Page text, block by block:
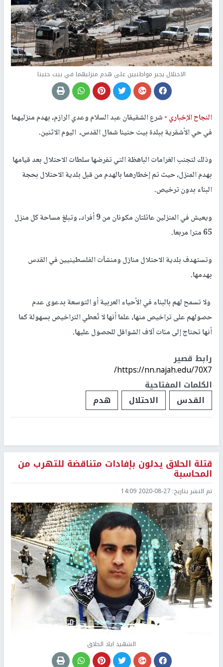
الاحتلال يجبر مواطنيين على هدم منزليهما في بيت حنينا
النجاح الإخباري -شرع الشقيقان عبد السلام وعدي الرازم، بهدم منزليهما
في حي الأشقرية ببلدة بيت حنينا شمال القدس، اليوم الاثنين.
وذلك لتجنب الغرامات الباهظة التي تفرضها سلطات الاحتلال بعد قيامها
بهدم المنزل، حيث تم إخطارهما بالهدم من قبل بلدية الاحتلال بحجة
البناء بدون ترخيص.
ويعيش في المنزلين عائلتان مكونان من 9 أفراد، وتبلغ مساحة كل منزل
65 مترا مربعا.
وتستهدف بلدية الاحتلال منازل ومنشآت الفلسطينيين في القدس
بهدمها.
ولا تسمح لهم بالبناء في الأحياء العربية أو التوسعة بدعوى عدم
حصولهم على تراخيص منها، علما أنها لا تُعطي التراخيص بسهولة كما
أنها تحتاج إلى مئات آلاف الشواقل للحصول عليها.
رابط قصير
https://nn.najah.edu/70X7/
الكلمات المفتاحية
القدس
الاحتلال هدم
قتلة الحلاق يدلون بإفادات متناقضة للتهرب من
المحاسبة
تم النشر بتاريخ: 2020-08-27 14:09
الشهيد اياد الحلاق